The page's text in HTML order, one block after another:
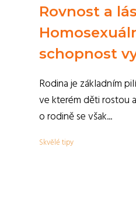
Rovnost a
schopnost
Rodina je základním
ve kterém děti rostou
o rodině se však...
Skvělé tipy